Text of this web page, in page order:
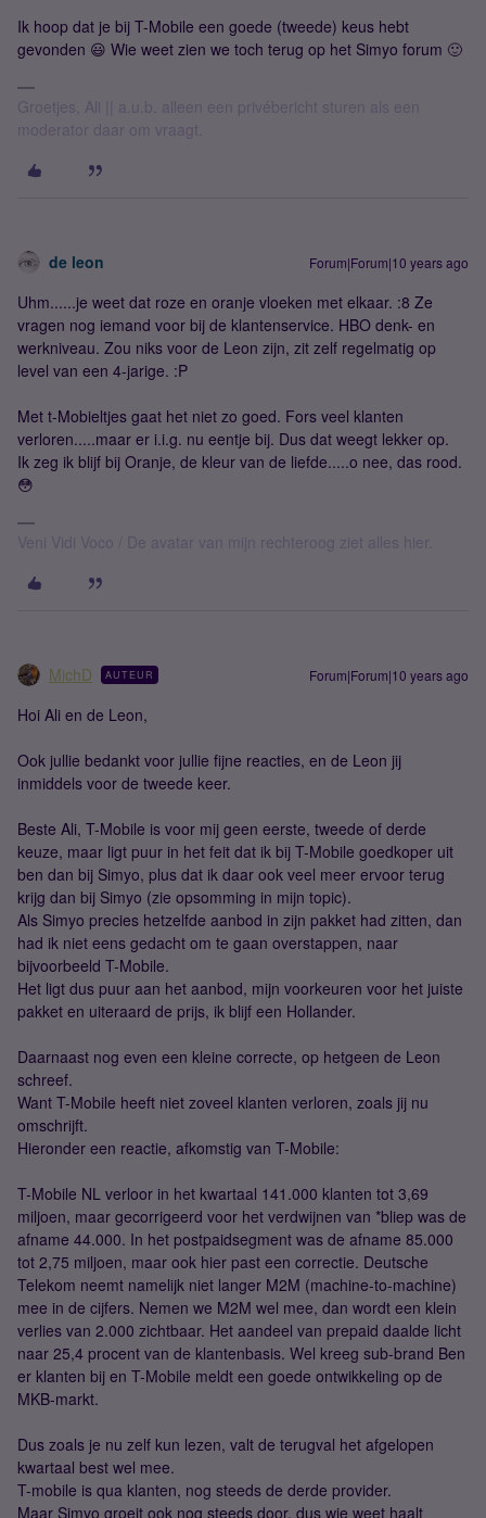
Ik hoop dat je bij T-Mobile een goede (tweede) keus hebt
gevonden 😃 Wie weet zien we toch terug op het Simyo forum 🙂
Groetjes, Ali || a.u.b. alleen een privébericht sturen als een
moderator daar om vraagt.
de leon Forum|Forum|10 years ago
Uhm......je weet dat roze en oranje vloeken met elkaar. :8 Ze
vragen nog iemand voor bij de klantenservice. HBO denk- en
werkniveau. Zou niks voor de Leon zijn, zit zelf regelmatig op
level van een 4-jarige. :P
Met t-Mobieltjes gaat het niet zo goed. Fors veel klanten
verloren.....maar er i.i.g. nu eentje bij. Dus dat weegt lekker op.
Ik zeg ik blijf bij Oranje, de kleur van de liefde.....o nee, das rood.
😳
Veni Vidi Voco / De avatar van mijn rechteroog ziet alles hier.
MichD AUTEUR Forum|Forum|10 years ago
Hoi Ali en de Leon,
Ook jullie bedankt voor jullie fijne reacties, en de Leon jij
inmiddels voor de tweede keer.
Beste Ali, T-Mobile is voor mij geen eerste, tweede of derde
keuze, maar ligt puur in het feit dat ik bij T-Mobile goedkoper uit
ben dan bij Simyo, plus dat ik daar ook veel meer ervoor terug
krijg dan bij Simyo (zie opsomming in mijn topic).
Als Simyo precies hetzelfde aanbod in zijn pakket had zitten, dan
had ik niet eens gedacht om te gaan overstappen, naar
bijvoorbeeld T-Mobile.
Het ligt dus puur aan het aanbod, mijn voorkeuren voor het juiste
pakket en uiteraard de prijs, ik blijf een Hollander.
Daarnaast nog even een kleine correcte, op hetgeen de Leon
schreef.
Want T-Mobile heeft niet zoveel klanten verloren, zoals jij nu
omschrijft.
Hieronder een reactie, afkomstig van T-Mobile:
T-Mobile NL verloor in het kwartaal 141.000 klanten tot 3,69
miljoen, maar gecorrigeerd voor het verdwijnen van *bliep was de
afname 44.000. In het postpaidsegment was de afname 85.000
tot 2,75 miljoen, maar ook hier past een correctie. Deutsche
Telekom neemt namelijk niet langer M2M (machine-to-machine)
mee in de cijfers. Nemen we M2M wel mee, dan wordt een klein
verlies van 2.000 zichtbaar. Het aandeel van prepaid daalde licht
naar 25,4 procent van de klantenbasis. Wel kreeg sub-brand Ben
er klanten bij en T-Mobile meldt een goede ontwikkeling op de
MKB-markt.
Dus zoals je nu zelf kun lezen, valt de terugval het afgelopen
kwartaal best wel mee.
T-mobile is qua klanten, nog steeds de derde provider.
Maar Simyo groeit ook nog steeds door, dus wie weet haalt